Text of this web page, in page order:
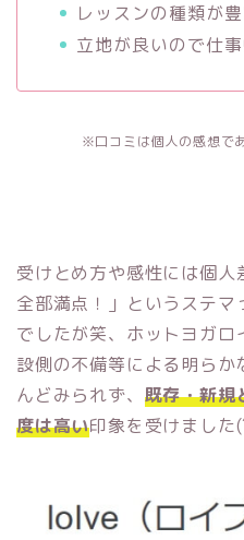
レッスンの種類が
立地が良いので仕
※口コミは個人の感想で
受けとめ方や感性には個
全部満点！」というステ
でしたが笑、ホットヨガ
設側の不備等による明らか
んどみられず、 既存・新規
度は高い印象を受けました